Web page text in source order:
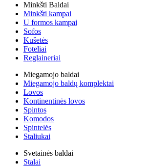
Minkšti Baldai
Minkšti kampai
U formos kampai
Sofos
Kušetės
Foteliai
Reglaineriai
Miegamojo baldai
Miegamojo baldų komplektai
Lovos
Kontinentinės lovos
Spintos
Komodos
Spintelės
Staliukai
Svetainės baldai
Stalai